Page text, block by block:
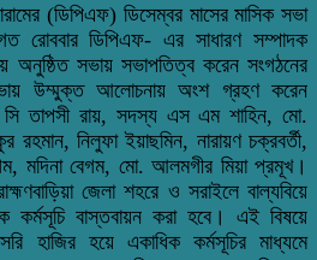
(ডিপিএফ) ডিসেম্বর মাসের মাসিক সভা
রোববার ডিপিএফ- এর সাধারণ সম্পাদক
অনুষ্ঠিত সভায় সভাপতিত্ব করেন সংগঠনের
উম্মুক্ত আলোচনায় অংশ গ্রহণ করেন
তাপসী রায়, সদস্য এস এম শাহিন, মো.
নিলুফা ইয়াছমিন, নারায়ণ চক্রবর্তী,
মদিনা বেগম, মো. আলমগীর মিয়া প্রমূখ।
জেলা শহরে ও সরাইলে বাল্যবিয়ে
কর্মসূচি বাস্তবায়ন করা হবে। এই বিষয়ে
হাজির হয়ে একাধিক কর্মসূচির মাধ্যমে